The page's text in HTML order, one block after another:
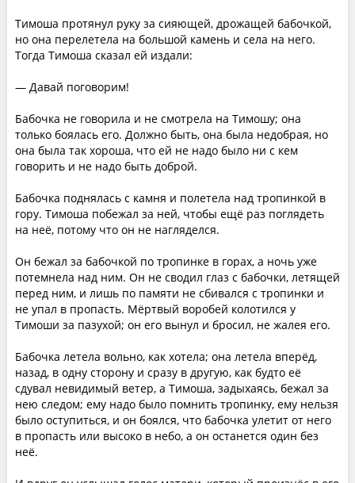
Тимоша протянул руку за сияющей, дрожащей бабочкой,
но она перелетела на большой камень и села на него.
Тогда Тимоша сказал ей издали:
— Давай поговорим!
Бабочка не говорила и не смотрела на Тимошу; она
только боялась его. Должно быть, она была недобрая, но
она была так хороша, что ей не надо было ни с кем
говорить и не надо быть доброй.
Бабочка поднялась с камня и полетела над тропинкой в
гору. Тимоша побежал за ней, чтобы ещё раз поглядеть
на неё, потому что он не нагляделся.
Он бежал за бабочкой по тропинке в горах, а ночь уже
потемнела над ним. Он не сводил глаз с бабочки, летящей
перед ним, и лишь по памяти не сбивался с тропинки и
не упал в пропасть. Мёртвый воробей колотился у
Тимоши за пазухой; он его вынул и бросил, не жалея его.
Бабочка летела вольно, как хотела; она летела вперёд,
назад, в одну сторону и сразу в другую, как будто её
сдувал невидимый ветер, а Тимоша, задыхаясь, бежал за
нею следом; ему надо было помнить тропинку, ему нельзя
было оступиться, и он боялся, что бабочка улетит от него
в пропасть или высоко в небо, а он останется один без
неё.